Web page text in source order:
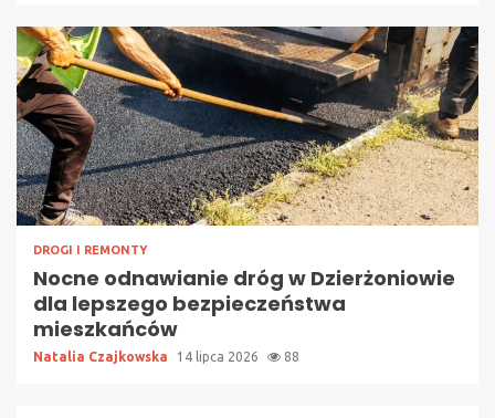
DROGI I REMONTY
Nocne odnawianie dróg w Dzierżoniowie
dla lepszego bezpieczeństwa
mieszkańców
Natalia Czajkowska 14 lipca 2026 88